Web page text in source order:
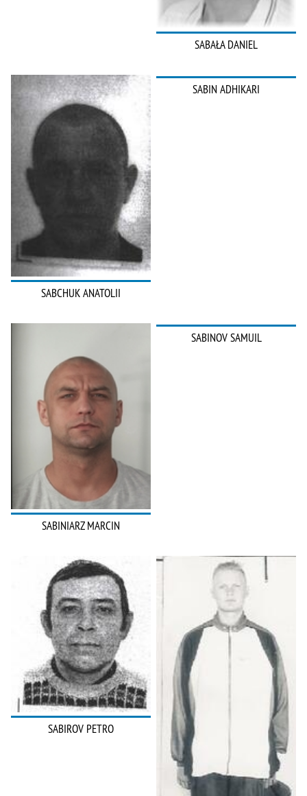
SABAŁA DANIEL
SABCHUK ANATOLII
SABIN ADHIKARI
SABINIARZ MARCIN
SABINOV SAMUIL
SABIROV PETRO